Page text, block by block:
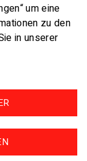
um eine
zu den
in unserer